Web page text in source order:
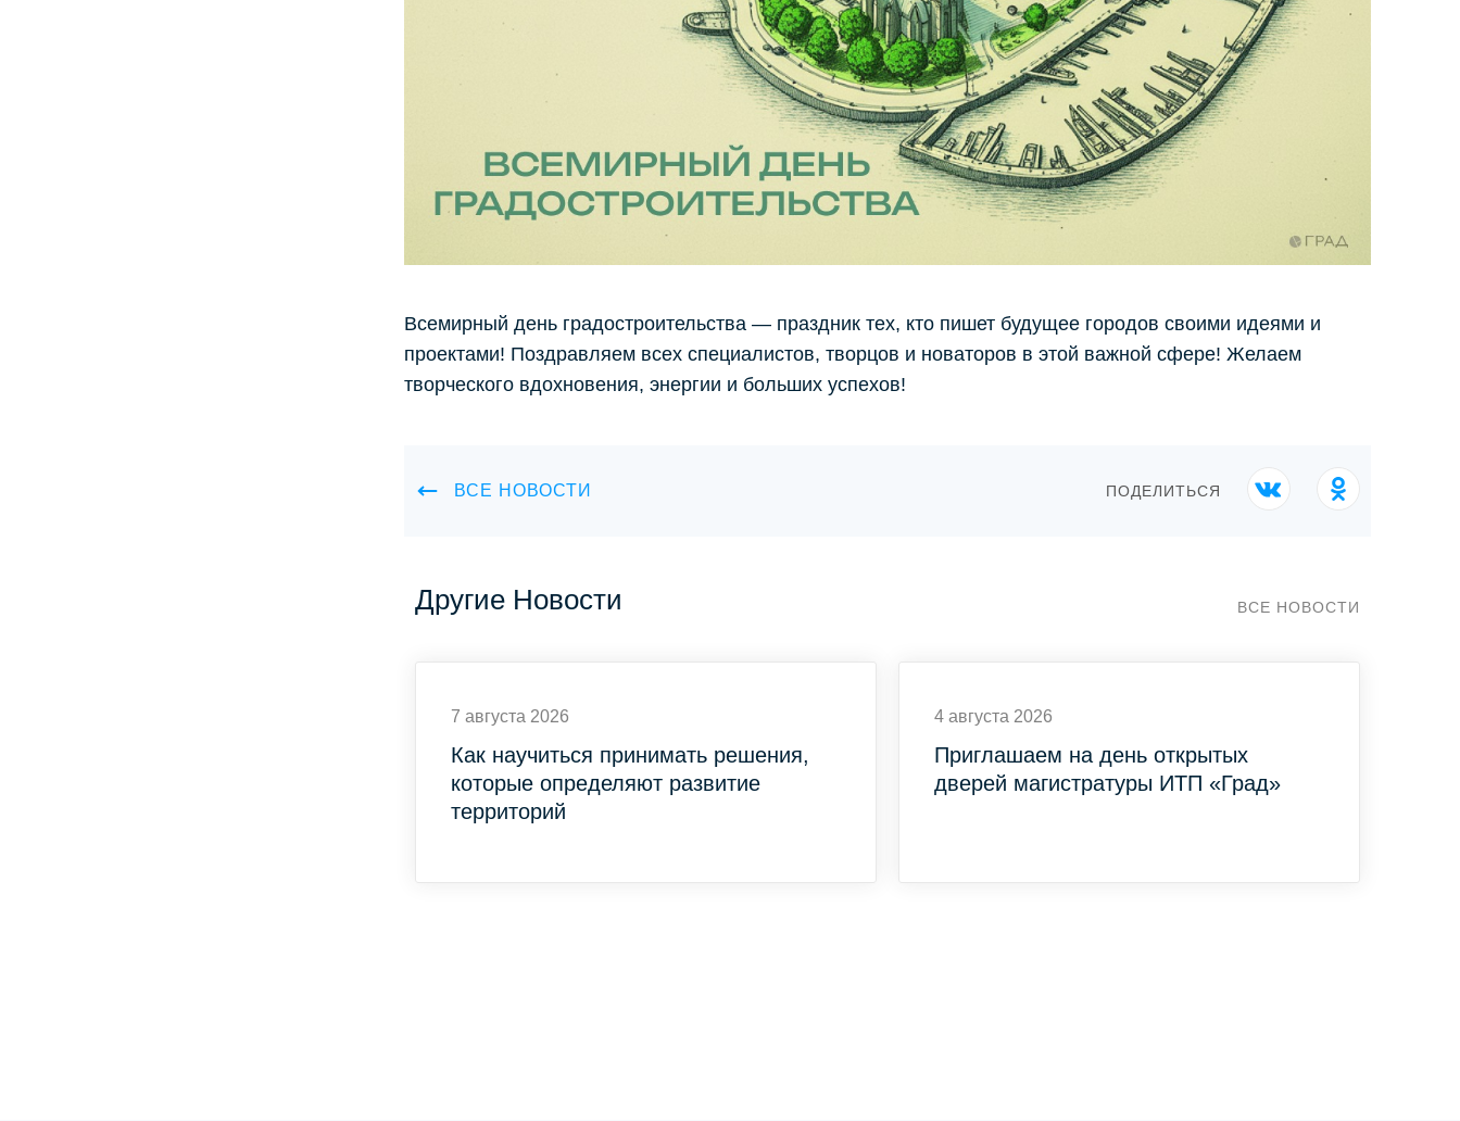
Всемирный день градостроительства — праздник тех, кто пишет будущее городов своими идеями и
проектами! Поздравляем всех специалистов, творцов и новаторов в этой важной сфере! Желаем
творческого вдохновения, энергии и больших успехов!
ВСЕ НОВОСТИ ПОДЕЛИТЬСЯ
Другие Новости ВСЕ НОВОСТИ
7 августа 2026
Как научиться принимать решения,
которые определяют развитие
территорий
4 августа 2026
Приглашаем на день открытых
дверей магистратуры ИТП «Град»